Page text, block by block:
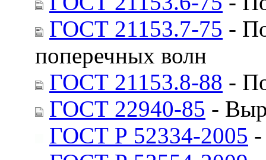
ГОСТ 21153.7-75 -
поперечных волн
ГОСТ 21153.8-88 -
ГОСТ 22940-85 -
ГОСТ Р 52334-2005